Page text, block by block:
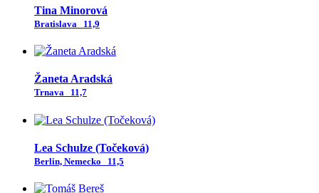
Tina Minorová
Bratislava 11,9
Žaneta Aradská
Trnava 11,7
Lea Schulze (Točeková)
Berlin, Nemecko 11,5